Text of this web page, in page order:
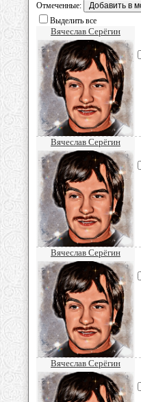
Отмеченные:
Выделить все
Вячеслав Серёгин
Вячеслав Серёгин
Вячеслав Серёгин
Вячеслав Серёгин